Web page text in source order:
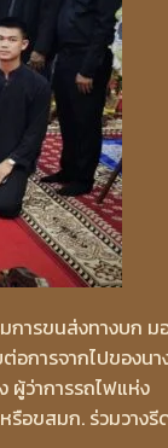
การขนส่งทางบก ม
อการจากไปของนา
ผู้ว่าการรถไฟแห่ง
อขสมก. ร่วมวางรี